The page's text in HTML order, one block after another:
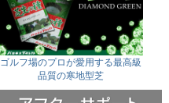
ゴルフ場のプロが愛用する最高級
品質の寒地型芝